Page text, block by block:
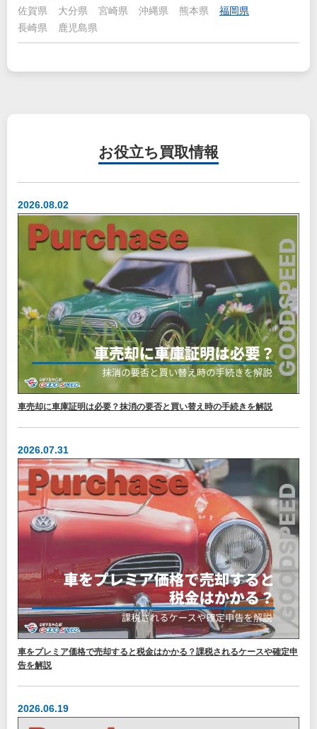
佐賀県
大分県 宮崎県 沖縄県 熊本県
福岡県
長崎県
鹿児島県
お役立ち 買取情報
2026.08.02
車売却に車庫証明は必要？抹消の要否と買い替え時の手続きを解説
2026.07.31
車をプレミア価格で売却すると税金はかかる？課税されるケースや確定申
告を解説
2026.06.19